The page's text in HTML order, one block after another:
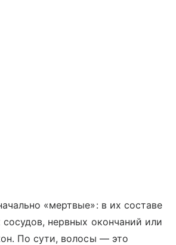
«мертвые»: в их составе
нервных окончаний или
По сути, волосы — это